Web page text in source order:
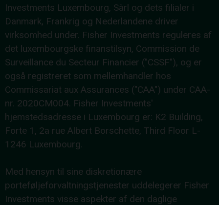
Investments Luxembourg, Sàrl og dets filialer i
Danmark, Frankrig og Nederlandene driver
virksomhed under. Fisher Investments reguleres af
det luxembourgske finanstilsyn, Commission de
Surveillance du Secteur Financier ("CSSF"), og er
også registreret som mellemhandler hos
Commissariat aux Assurances ("CAA") under CAA-
nr. 2020CM004. Fisher Investments'
hjemstedsadresse i Luxembourg er: K2 Building,
Forte 1, 2a rue Albert Borschette, Third Floor L-
1246 Luxembourg.
Med hensyn til sine diskretionære
porteføljeforvaltningstjenester uddelegerer Fisher
Investments visse aspekter af den daglige